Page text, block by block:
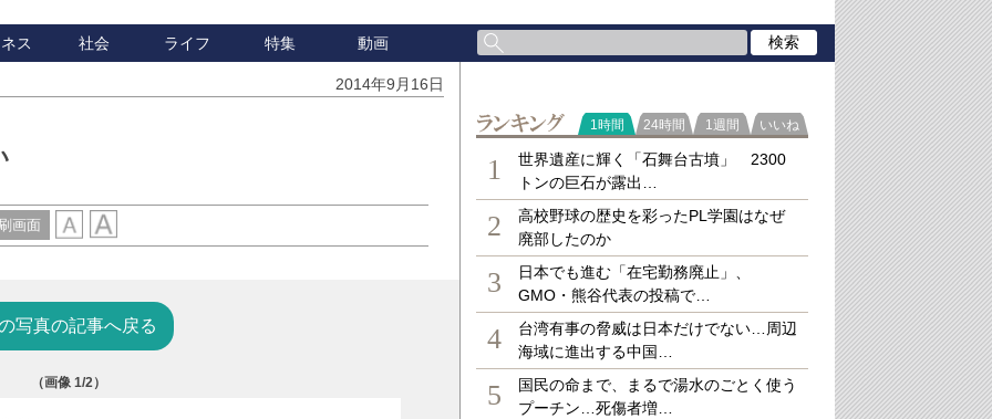
ス 社会 ライフ 特集 動画
2014年9月16日
画面
写真の記事へ戻る
（画像1/2）
ラ
1時間 24時間 1週間 いいね
1
世界遺産に輝く「石舞台古墳」 2300
トンの巨石が露出…
2
高校野球の歴史を彩ったPL学園はなぜ
廃部したのか
3
日本でも進む「在宅勤務廃止」、
GMO・熊谷代表の投稿で…
4
台湾有事の脅威は日本だけでない…周辺
海域に進出する中国…
5
国民の命まで、まるで湯水のごとく使う
プーチン…死傷者増…